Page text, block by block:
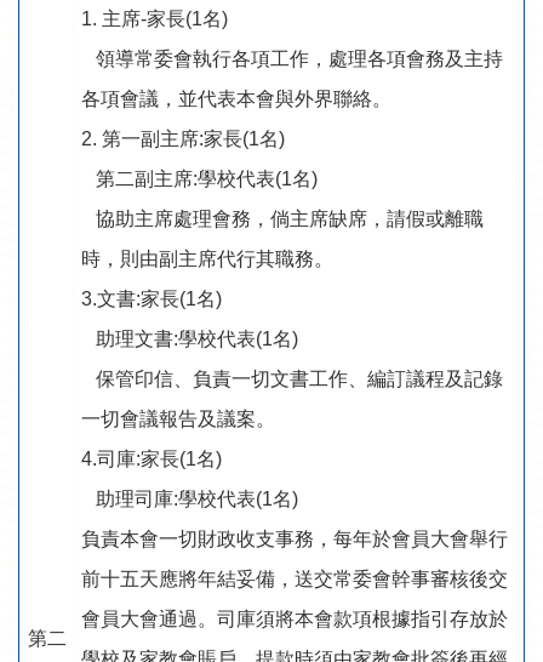
第二
1. 主席-家長(1名)
領導常委會執行各項工作，處理各項會務及主持
各項會議，並代表本會與外界聯絡。
2. 第一副主席:家長(1名)
第二副主席:學校代表(1名)
協助主席處理會務，倘主席缺席，請假或離職
時，則由副主席代行其職務。
3.文書:家長(1名)
助理文書:學校代表(1名)
保管印信、負責一切文書工作、編訂議程及記錄
一切會議報告及議案。
4.司庫:家長(1名)
助理司庫:學校代表(1名)
負責本會一切財政收支事務，每年於會員大會舉行
前十五天應將年結妥備，送交常委會幹事審核後交
會員大會通過。司庫須將本會款項根據指引存放於